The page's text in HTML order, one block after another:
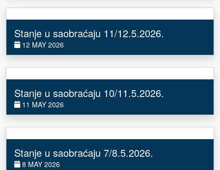
Stanje u saobraćaju 11/12.5.2026.
12 MAY 2026
Stanje u saobraćaju 10/11.5.2026.
11 MAY 2026
Stanje u saobraćaju 7/8.5.2026.
8 MAY 2026